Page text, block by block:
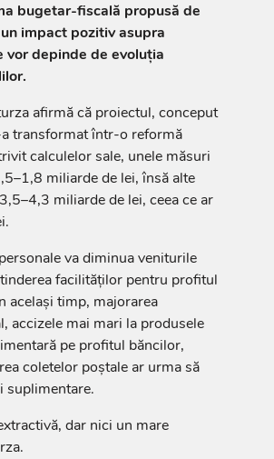
bugetar-fiscală propusă de
impact pozitiv asupra
depinde de evoluția
afirmă că proiectul, conceput
transformat într-o reformă
calculelor sale, unele măsuri
miliarde de lei, însă alte
miliarde de lei, ceea ce ar
va diminua veniturile
facilităților pentru profitul
același timp, majorarea
accizele mai mari la produsele
pe profitul băncilor,
coletelor poștale ar urma să
suplimentare.
dar nici un mare